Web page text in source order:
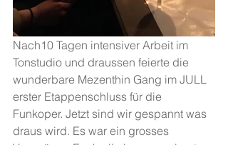
Nach10 Tagen intensiver Arbeit im
Tonstudio und draussen feierte die
wunderbare Mezenthin Gang im JULL
erster Etappenschluss für die
Funkoper. Jetzt sind wir gespannt was
draus wird. Es war ein grosses